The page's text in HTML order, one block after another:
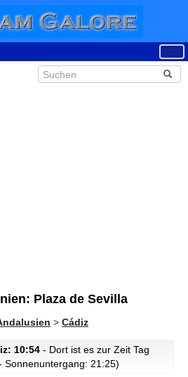
Plaza de Sevilla
> Cádiz
10:54 - Dort ist es zur Zeit Tag
Sonnenuntergang: 21:25)